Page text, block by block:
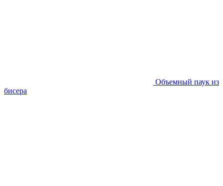
Объемный паук из
бисера